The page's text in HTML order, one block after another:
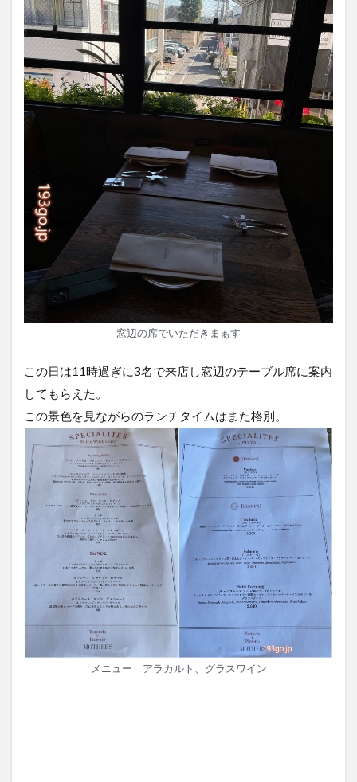
窓辺の席でいただきまぁす
この日は11時過ぎに3名で来店し窓辺のテーブル席に案内
してもらえた。
この景色を見ながらのランチタイムはまた格別。
メニュー アラカルト、グラスワイン